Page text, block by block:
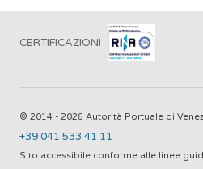
CERTIFICAZIONI
© 2014 - 2026 Autorità Portuale di
+39 041 533 41 11
Sito accessibile conforme alle linee